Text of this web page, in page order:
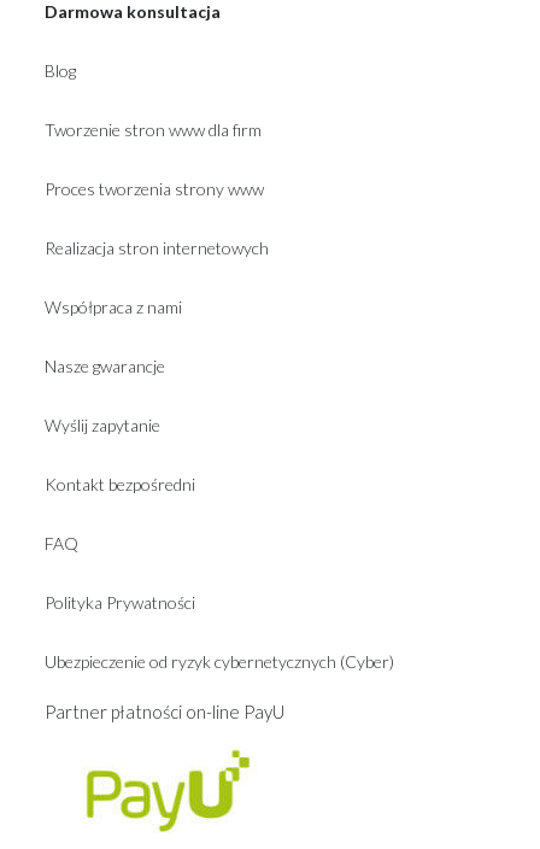
Darmowa konsultacja
Blog
Tworzenie stron www dla firm
Proces tworzenia strony www
Realizacja stron internetowych
Współpraca z nami
Nasze gwarancje
Wyślij zapytanie
Kontakt bezpośredni
FAQ
Polityka Prywatności
Ubezpieczenie od ryzyk cybernetycznych (Cyber)
Partner płatności on-line PayU